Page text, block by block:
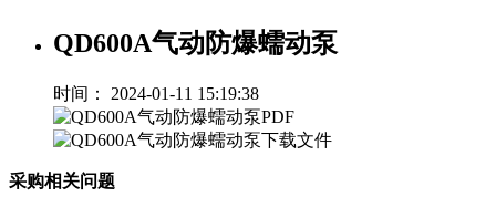
QD600A气动防爆蠕动泵
时间： 2024-01-11 15:19:38
采购相关问题